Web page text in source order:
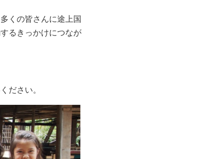
くの皆さんに途上国
るきっかけにつなが
ださい。